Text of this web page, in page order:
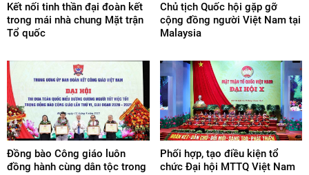
Kết nối tinh thần đại đoàn kết
trong mái nhà chung Mặt trận
Tổ quốc
Chủ tịch Quốc hội gặp gỡ
cộng đồng người Việt Nam tại
Malaysia
Đồng bào Công giáo luôn
đồng hành cùng dân tộc trong
Phối hợp, tạo điều kiện tổ
chức Đại hội MTTQ Việt Nam